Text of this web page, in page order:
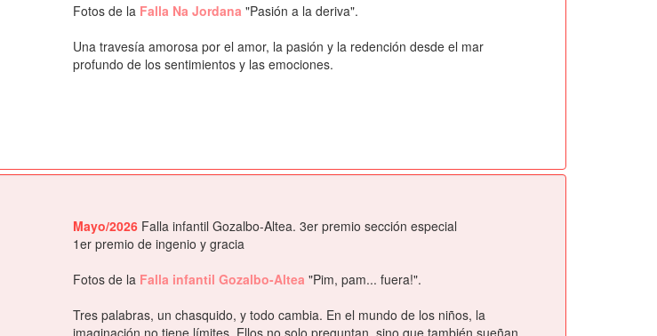
Fotos de la Falla Na Jordana "Pasión a la deriva".
Una travesía amorosa por el amor, la pasión y la redención desde el mar
profundo de los sentimientos y las emociones.
Mayo/2026 Falla infantil Gozalbo-Altea. 3er premio sección especial
1er premio de ingenio y gracia
Fotos de la Falla infantil Gozalbo-Altea "Pim, pam... fuera!".
Tres palabras, un chasquido, y todo cambia. En el mundo de los niños, la
imaginación no tiene límites. Ellos no solo preguntan, sino que también sueñan,